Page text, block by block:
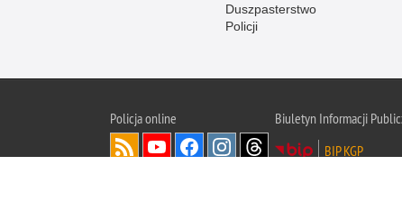
Duszpasterstwo
Policji
Policjaonline
Biuletyn Informacji
BIP KGP